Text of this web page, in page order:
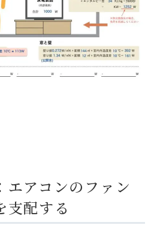
エアコンのファン
支配する